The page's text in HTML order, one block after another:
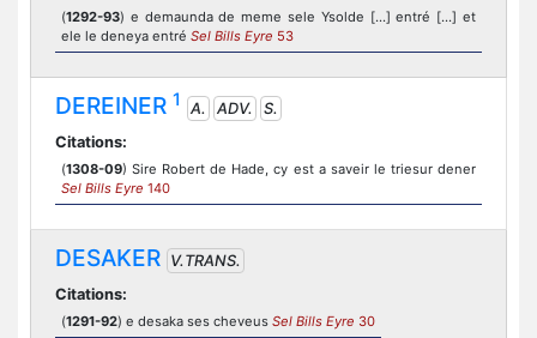
(1292-93) e demaunda de meme sele Ysolde [...] entré [...] et
ele le deneya entré Sel Bills Eyre 53
DEREINER 1 A. ADV.
S.
Citations:
(1308-09) Sire Robert de Hade, cy est a saveir le triesur dener
Sel Bills Eyre 140
DESAKER V.TRANS.
Citations:
(1291-92) e desaka ses cheveus Sel Bills Eyre 30